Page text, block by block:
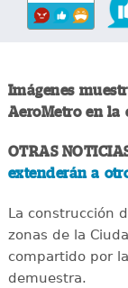
Imágenes
AeroMetro en la
OTRAS
extenderán a
La construcción
zonas de la
compartido por
demuestra.